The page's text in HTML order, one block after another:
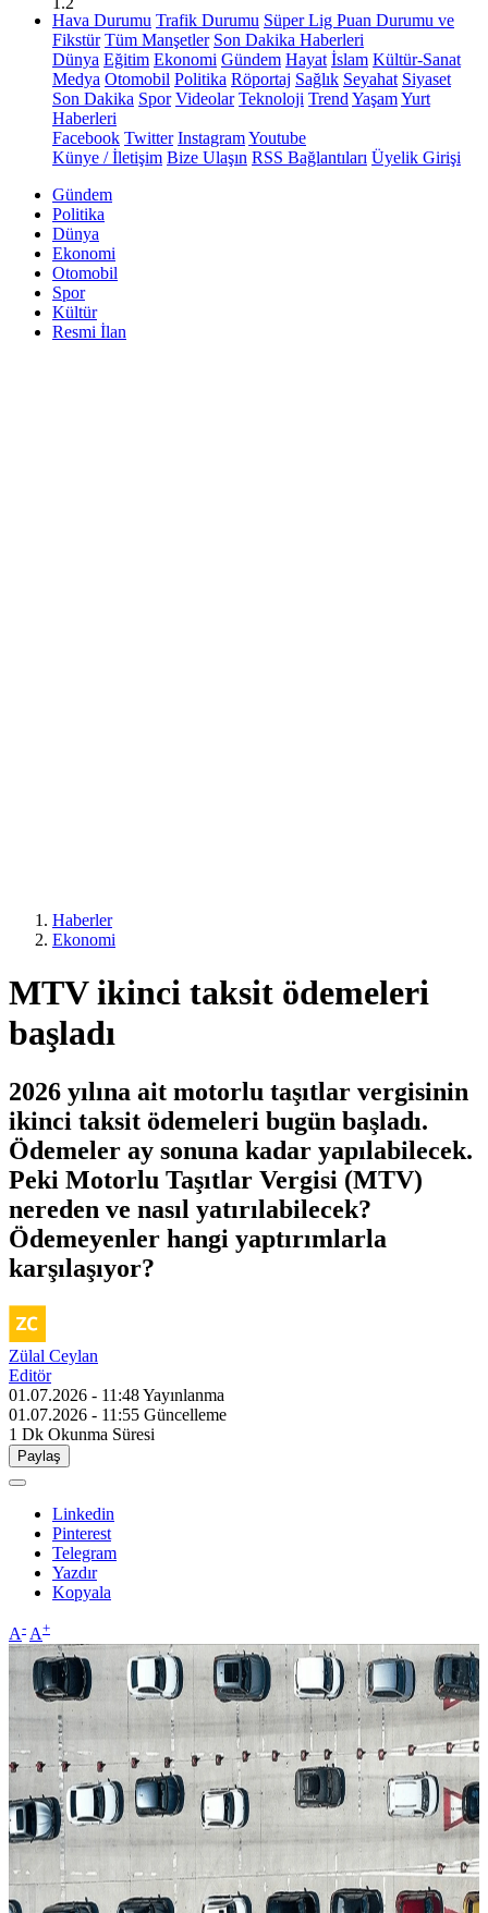
Hava Durumu Trafik Durumu Süper Lig Puan Durumu ve
Fikstür Tüm Manşetler Son Dakika Haberleri
Dünya Eğitim Ekonomi Gündem Hayat İslam Kültür-Sanat
Medya Otomobil Politika Röportaj Sağlık Seyahat Siyaset
Son Dakika Spor Videolar Teknoloji Trend YaşamYurt
Haberleri
Facebook Twitter InstagramYoutube
Künye / İletişim Bize Ulaşın RSS Bağlantıları Üyelik Girişi
Gündem
Politika
Dünya
Ekonomi
Otomobil
Spor
Kültür
Resmi İlan
Haberler
Ekonomi
MTV ikinci taksit ödemeleri
başladı
2026 yılına ait motorlu taşıtlar vergisinin
ikinci taksit ödemeleri bugün başladı.
Ödemeler ay sonuna kadar yapılabilecek.
Peki Motorlu Taşıtlar Vergisi (MTV)
nereden ve nasıl yatırılabilecek?
Ödemeyenler hangi yaptırımlarla
karşılaşıyor?
Zülal Ceylan
Editör
01.07.2026 - 11:48Yayınlanma
01.07.2026 - 11:55 Güncelleme
1 Dk Okunma Süresi
Paylaş
Linkedin
Pinterest
Telegram
Yazdır
Kopyala
A- A+